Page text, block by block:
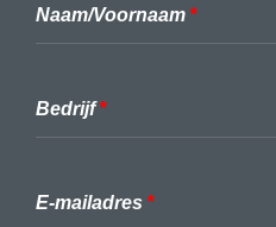
Naam/Voornaam
Bedrijf
E-mailadres